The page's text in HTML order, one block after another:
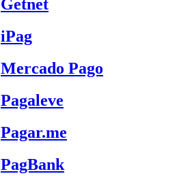
Getnet
iPag
Mercado Pago
Pagaleve
Pagar.me
PagBank